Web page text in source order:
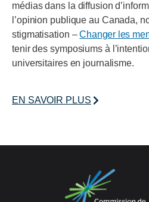
médias dans la diffusion
l’opinion publique au Canada,
stigmatisation –Changer les
tenir des symposiums à
universitaires en journalisme.
EN SAVOIR PLUS